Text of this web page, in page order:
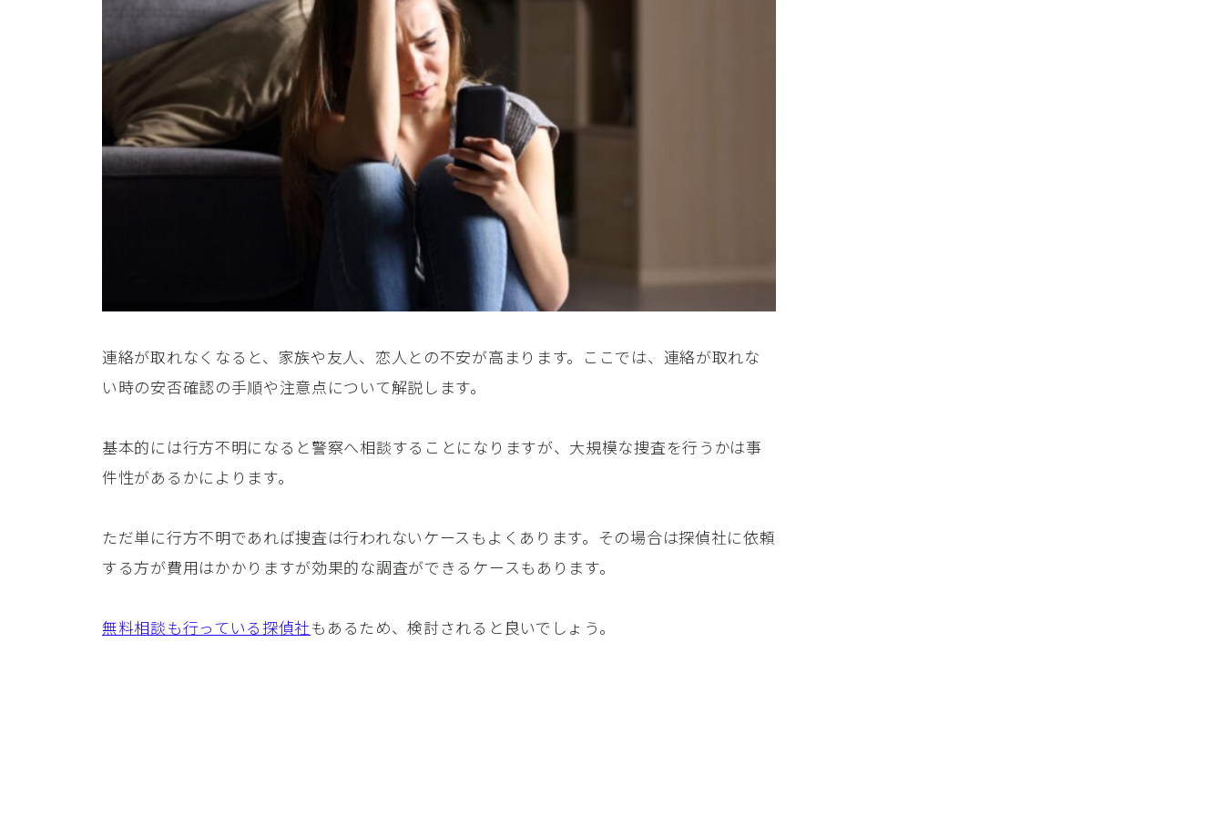
連絡が取れなくなると、家族や友人、恋人との不安が高まります。ここでは、連絡が取れな
い時の安否確認の手順や注意点について解説します。
基本的には行方不明になると警察へ相談することになりますが、大規模な捜査を行うかは事
件性があるかによります。
ただ単に行方不明であれば捜査は行われないケースもよくあります。その場合は探偵社に依頼
する方が費用はかかりますが効果的な調査ができるケースもあります。
無料相談も行っている探偵社もあるため、検討されると良いでしょう。